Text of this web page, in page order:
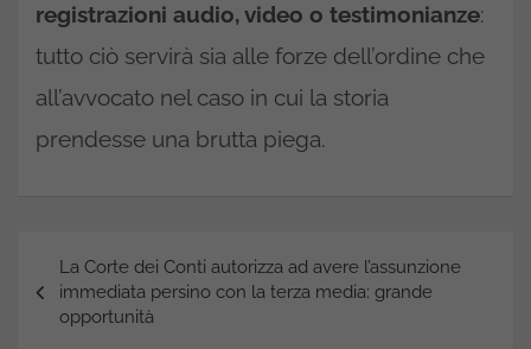
registrazioni audio, video o testimonianze:
tutto ciò servirà sia alle forze dell’ordine che
all’avvocato nel caso in cui la storia
prendesse una brutta piega.
Navigazione
articoli
La Corte dei Conti autorizza ad avere l’assunzione
immediata persino con la terza media: grande
opportunità